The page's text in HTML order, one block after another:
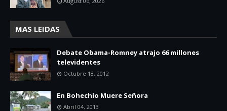
MAS LEIDAS
Debate Obama-Romney atrajo 66 millones
televidentes
Octubre 18, 2012
En Bohechío Muere Señora
Abril 04, 2013